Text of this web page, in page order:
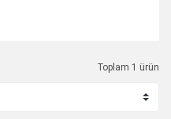
Toplam 1 ürün